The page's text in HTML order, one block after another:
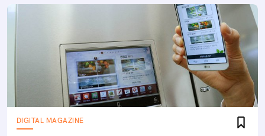
DIGITAL MAGAZINE